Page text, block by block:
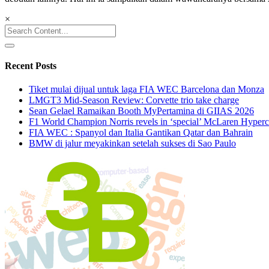
×
Search
for:
Recent Posts
Tiket mulai dijual untuk laga FIA WEC Barcelona dan Monza
LMGT3 Mid-Season Review: Corvette trio take charge
Sean Gelael Ramaikan Booth MyPertamina di GIIAS 2026
F1 World Champion Norris revels in ‘special’ McLaren
FIA WEC : Spanyol dan Italia Gantikan Qatar dan Bahrain
BMW di jalur meyakinkan setelah sukses di Sao Paulo